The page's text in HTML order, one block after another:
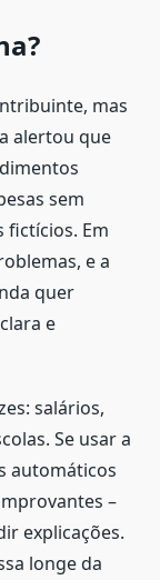
mas
alertou que
sem
fictícios. Em
e a
quer
e
salários,
Se usar a
automáticos
–
explicações.
longe da